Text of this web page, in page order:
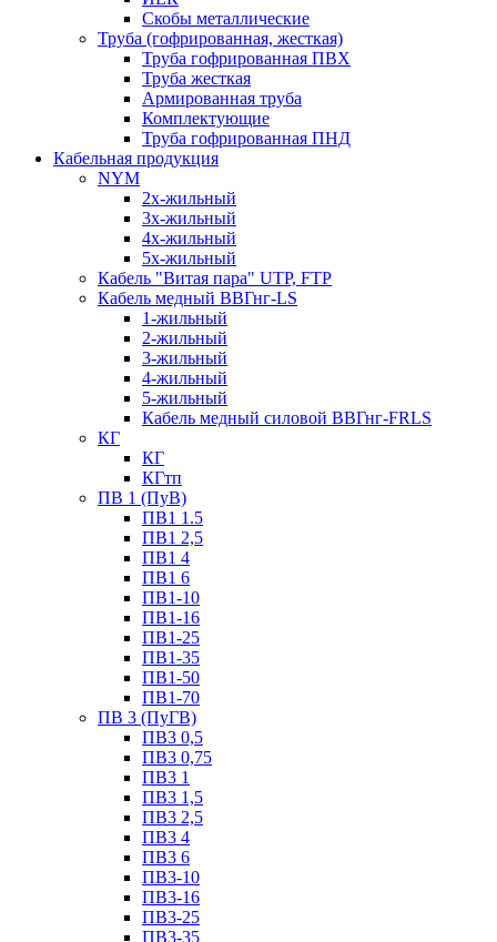
Скобы металлические
Труба (гофрированная, жесткая)
Труба гофрированная ПВХ
Труба жесткая
Армированная труба
Комплектующие
Труба гофрированная ПНД
Кабельная продукция
NYM
2х-жильный
3х-жильный
4х-жильный
5х-жильный
Кабель "Витая пара" UTP, FTP
Кабель медный ВВГнг-LS
1-жильный
2-жильный
3-жильный
4-жильный
5-жильный
Кабель медный силовой ВВГнг-FRLS
КГ
КГ
КГтп
ПВ 1 (ПуВ)
ПВ1 1.5
ПВ1 2,5
ПВ1 4
ПВ1 6
ПВ1-10
ПВ1-16
ПВ1-25
ПВ1-35
ПВ1-50
ПВ1-70
ПВ 3 (ПуГВ)
ПВ3 0,5
ПВ3 0,75
ПВ3 1
ПВ3 1,5
ПВ3 2,5
ПВ3 4
ПВ3 6
ПВ3-10
ПВ3-16
ПВ3-25
ПВ3-35